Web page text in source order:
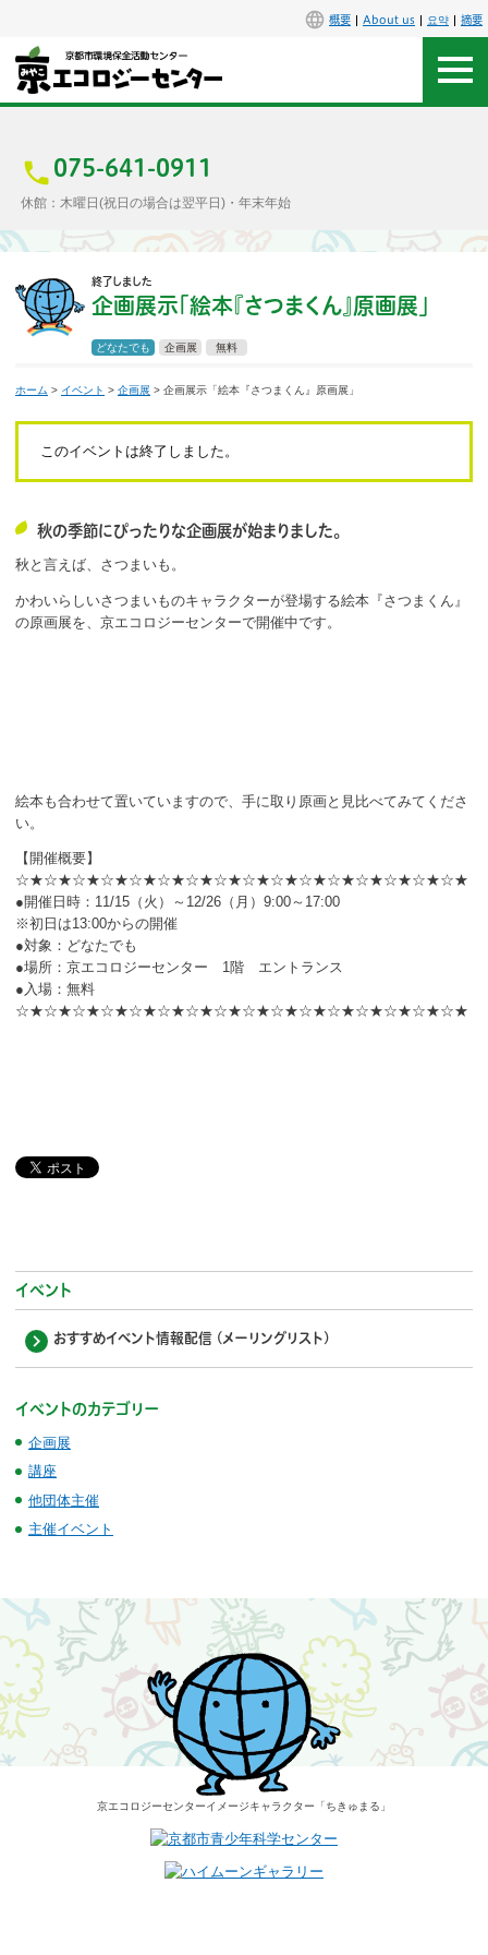
概要 About us 요약 摘要
075-641-0911
休館：木曜日(祝日の場合は翌平日)・年末年始
アクセス
施設案内
エコセンで楽しもう
イベント
講座
発行物
企業・環境団体の方
エコメイト・京エコサポーターの方
終了しました
企画展示「絵本『さつまくん』原画展」
どなたでも 企画展 無料
ホーム > イベント > 企画展 > 企画展示「絵本『さつまくん』原画展」
このイベントは終了しました。
秋の季節にぴったりな企画展が始まりました。
秋と言えば、さつまいも。
かわいらしいさつまいものキャラクターが登場する絵本『さつまくん』
の原画展を、京エコロジーセンターで開催中です。
絵本も合わせて置いていますので、手に取り原画と見比べてみてくださ
い。
【開催概要】
☆★☆★☆★☆★☆★☆★☆★☆★☆★☆★☆★☆★☆★☆★☆★☆★
●開催日時：11/15（火）～12/26（月）9:00～17:00
※初日は13:00からの開催
●対象：どなたでも
●場所：京エコロジーセンター 1階 エントランス
●入場：無料
☆★☆★☆★☆★☆★☆★☆★☆★☆★☆★☆★☆★☆★☆★☆★☆★
イベント
おすすめイベント情報配信 (メーリングリスト)
イベントのカテゴリー
企画展
講座
他団体主催
主催イベント
京エコロジーセンターイメージキャラクター 「ちきゅまる」